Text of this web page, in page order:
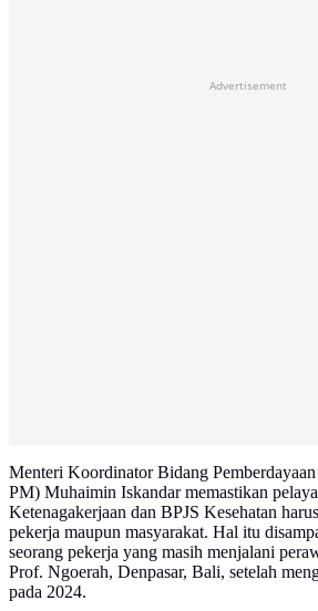
Advertisement
Menteri Koordinator Bidang
PM) Muhaimin Iskandar memastikan
Ketenagakerjaan dan BPJS Kesehatan
pekerja maupun masyarakat. Hal itu
seorang pekerja yang masih menjalani
Prof. Ngoerah, Denpasar, Bali, setelah
pada 2024.